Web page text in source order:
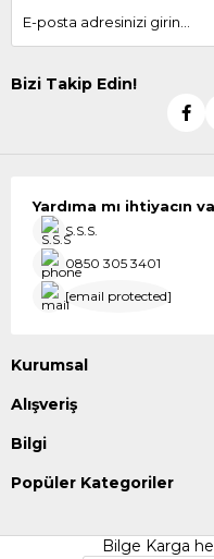
Bizi Takip Edin!
Yardıma mı ihtiyacın
S.S.S.
0850 305 3401
[email protected]
Kurumsal
Alışveriş
Bilgi
Popüler Kategoriler
Bilge Karga